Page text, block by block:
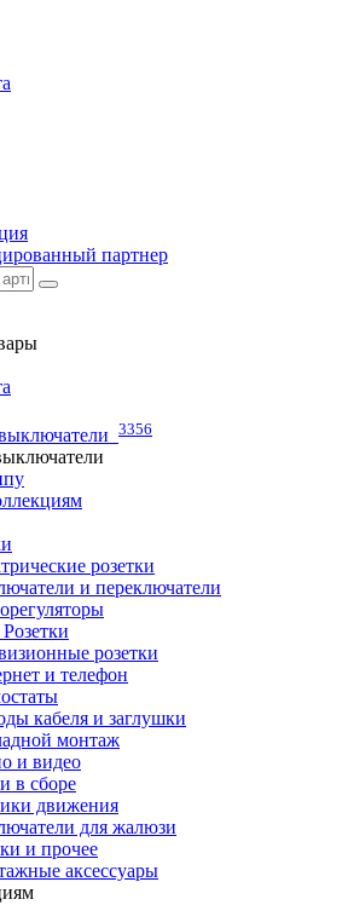
партнер
3356
розетки
и переключатели
розетки
и телефон
кабеля и заглушки
монтаж
и видео
в сборе
движения
для жалюзи
и прочее
аксессуары